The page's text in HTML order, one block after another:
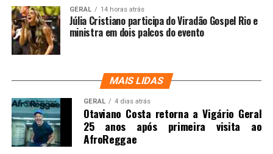
GERAL 14 horas atrás
Júlia Cristiano participa do Viradão Gospel Rio e
ministra em dois palcos do evento
MAIS LIDAS
GERAL 4 dias atrás
Otaviano Costa retorna a Vigário Geral
25 anos após primeira visita ao
AfroReggae